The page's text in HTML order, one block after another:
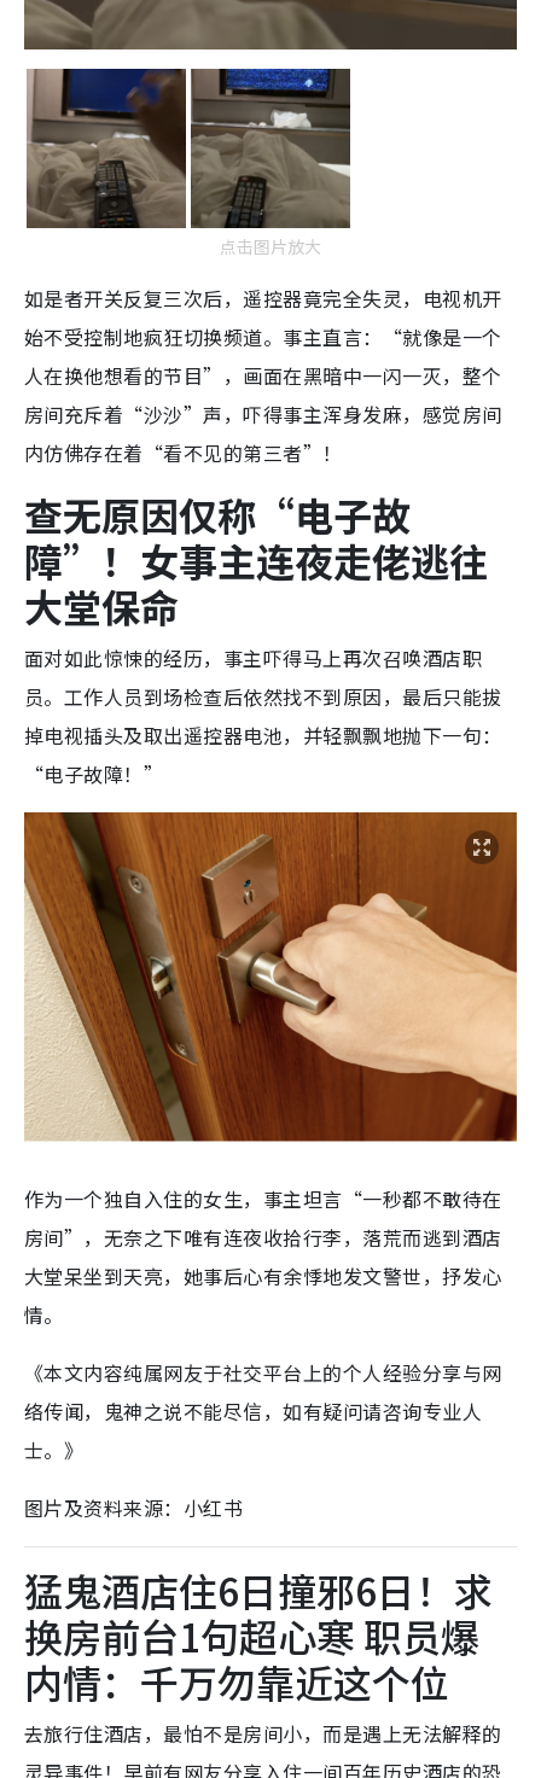
点击图片放大
如是者开关反复三次后，遥控器竟完全失灵，电视机开
始不受控制地疯狂切换频道。事主直言：“就像是一个
人在换他想看的节目”，画面在黑暗中一闪一灭，整个
房间充斥着“沙沙”声，吓得事主浑身发麻，感觉房间
内仿佛存在着“看不见的第三者”！
查无原因仅称“电子故
障”！女事主连夜走佬逃往
大堂保命
面对如此惊悚的经历，事主吓得马上再次召唤酒店职
员。工作人员到场检查后依然找不到原因，最后只能拔
掉电视插头及取出遥控器电池，并轻飘飘地抛下一句：
“电子故障！”
作为一个独自入住的女生，事主坦言“一秒都不敢待在
房间”，无奈之下唯有连夜收拾行李，落荒而逃到酒店
大堂呆坐到天亮，她事后心有余悸地发文警世，抒发心
情。
《本文内容纯属网友于社交平台上的个人经验分享与网
络传闻，鬼神之说不能尽信，如有疑问请咨询专业人
士。》
图片及资料来源：小红书
猛鬼酒店住6日撞邪6日！求
换房前台1句超心寒 职员爆
内情：千万勿靠近这个位
去旅行住酒店，最怕不是房间小，而是遇上无法解释的
灵异事件！早前有网友分享入住一间百年历史酒店的恐